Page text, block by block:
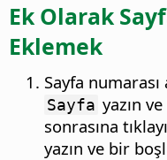
Ek Olarak
Eklemek
Sayfa numarası
Sayfa yazın
sonrasına
yazın ve bir